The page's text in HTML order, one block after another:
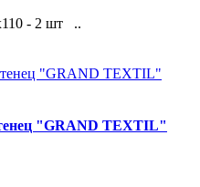
- 2 шт ..
"GRAND TEXTIL"